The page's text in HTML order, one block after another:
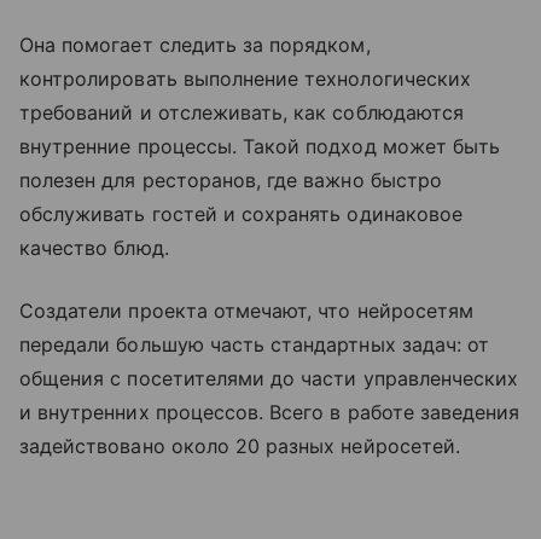
Она помогает следить за порядком,
контролировать выполнение технологических
требований и отслеживать, как соблюдаются
внутренние процессы. Такой подход может быть
полезен для ресторанов, где важно быстро
обслуживать гостей и сохранять одинаковое
качество блюд.
Создатели проекта отмечают, что нейросетям
передали большую часть стандартных задач: от
общения с посетителями до части управленческих
и внутренних процессов. Всего в работе заведения
задействовано около 20 разных нейросетей.